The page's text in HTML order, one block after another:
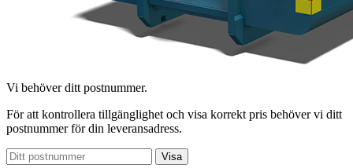
Vi behöver ditt postnummer.
För att kontrollera tillgänglighet och visa korrekt pris behöver vi ditt
postnummer för din leveransadress.